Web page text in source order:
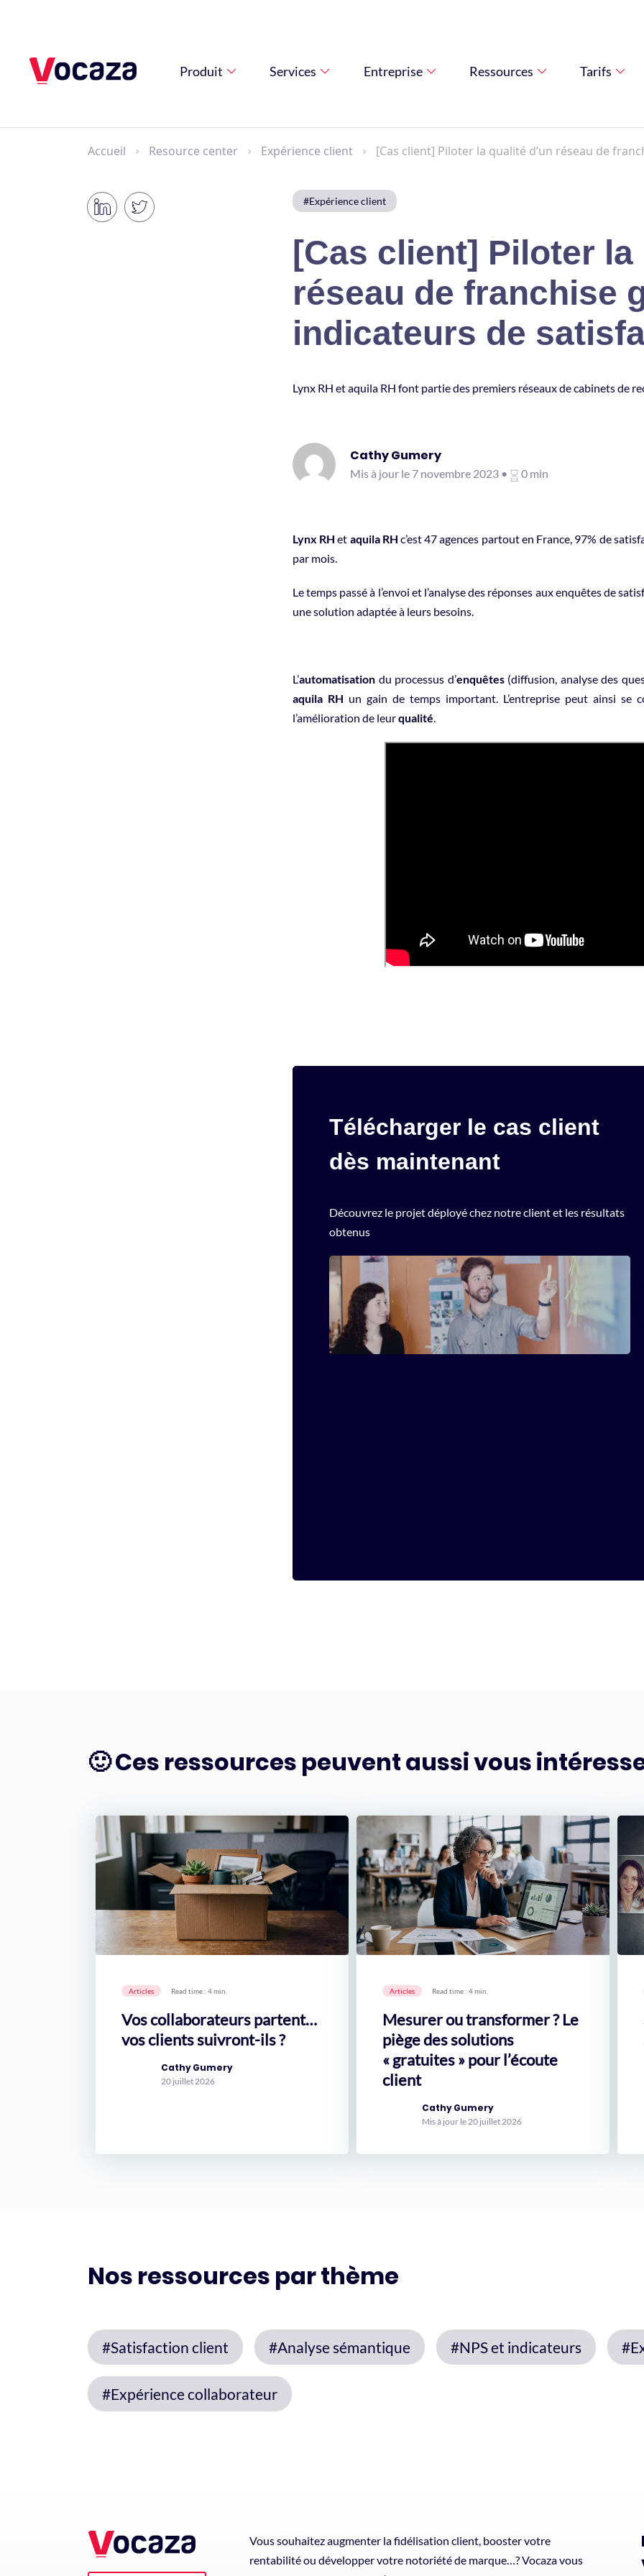
Produit Services Entreprise Ressources Tarifs
Accueil Resource center Expérience client [Cas client] Piloter la qualité d’un réseau de
#Expérience client
[Cas client] Piloter la
réseau de franchise
indicateurs de
Lynx RH et aquila RH font partie des premiers réseaux de cabinets de
Cathy Gumery
Mis à jour le 7 novembre 2023 • 0 min
Lynx RH et aquila RH c’est 47 agences partout en France, 97% de
par mois.
Le temps passé à l’envoi et l’analyse des réponses aux enquêtes de
une solution adaptée à leurs besoins.
L’automatisation du processus d’enquêtes(diffusion, analyse des
aquila RH un gain de temps important. L’entreprise peut ainsi
l’amélioration de leurqualité.
Télécharger le cas client
dès maintenant
Découvrez le projet déployé chez notre client et les résultats
obtenus
🙂 Ces ressources peuvent aussi vous
Articles Read time : 4 min.
Vos collaborateurs partent…
vos clients suivront-ils ?
Cathy Gumery
20 juillet 2026
Articles Read time : 4 min.
Mesurer ou transformer ? Le
piège des solutions
« gratuites » pour l’écoute
client
Cathy Gumery
Mis à jour le 20 juillet 2026
Nos ressources par thème
#Satisfaction client #Analyse sémantique #NPS et indicateurs
#Expérience collaborateur
Vous souhaitez augmenter la fidélisation client, booster votre
rentabilité ou développer votre notoriété de marque…? Vocaza vous